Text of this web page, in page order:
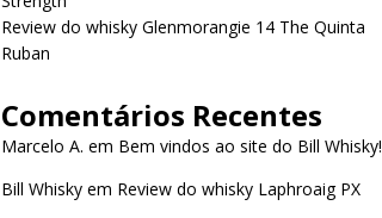
Review do whisky Glenmorangie 14 The Quinta
Ruban
Comentários Recentes
Marcelo A. em Bem vindos ao site do Bill Whisky!
Bill Whiskyem Review do whisky Laphroaig PX